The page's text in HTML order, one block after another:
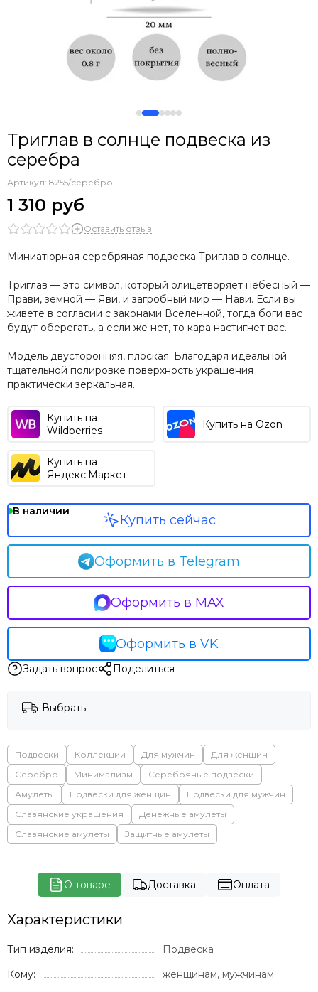
Нумерология: магия чисел
Минимализм
Триглав в солнце подвеска из
серебра
Артикул: 8255/серебро
1 310 руб
Оставить отзыв
Миниатюрная серебряная подвеска Триглав в солнце.
Триглав — это символ, который олицетворяет небесный —
Прави, земной — Яви, и загробный мир — Нави. Если вы
живете в согласии с законами Вселенной, тогда боги вас
будут оберегать, а если же нет, то кара настигнет вас.
Модель двусторонняя, плоская. Благодаря идеальной
тщательной полировке поверхность украшения
практически зеркальная.
Купить на
Wildberries
Купить на Ozon
Купить на
Яндекс.Маркет
В наличии
Оформить в Telegram
Оформить в MAX
Оформить в VK
Купить сейчас
Задать вопрос Поделиться
Выбрать
Подвески Коллекции Для мужчин
Для женщин
Серебро
Минимализм
Серебряные подвески
Амулеты
Подвески для женщин
Подвески для мужчин
Славянские украшения
Денежные амулеты
Славянские амулеты
Защитные амулеты
О товаре Доставка Оплата
Характеристики
Тип изделия:
Подвеска
Кому:
женщинам, мужчинам